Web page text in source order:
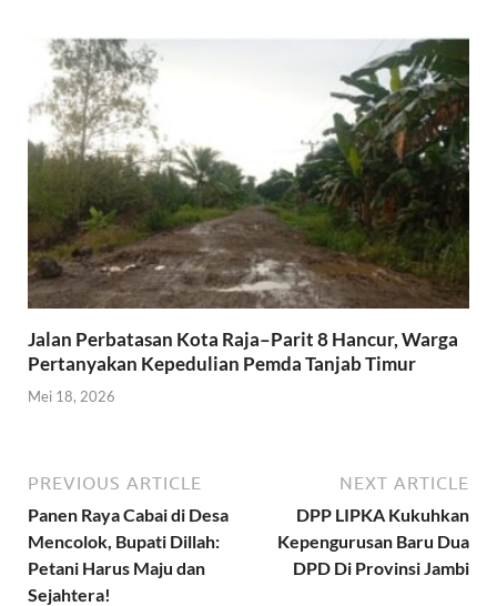
Jalan Perbatasan Kota Raja–Parit 8 Hancur, Warga
Pertanyakan Kepedulian Pemda Tanjab Timur
Mei 18, 2026
PREVIOUS ARTICLE
Panen Raya Cabai di Desa
Mencolok, Bupati Dillah:
Petani Harus Maju dan
Sejahtera!
NEXT ARTICLE
DPP LIPKA Kukuhkan
Kepengurusan Baru Dua
DPD Di Provinsi Jambi